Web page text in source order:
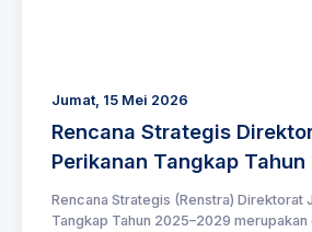
Jumat, 15 Mei 2026
Rencana Strategis
Perikanan Tangkap
Rencana Strategis (Renstra) Direktorat
Tangkap Tahun 2025–2029 merupakan